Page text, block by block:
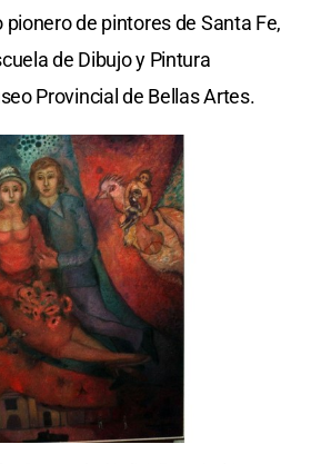
de pintores de Santa Fe,
de Dibujo y Pintura
Provincial de Bellas Artes.